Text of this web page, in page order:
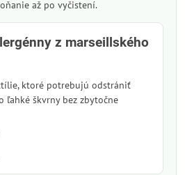
až po vyčistení.
z marseillského
ktoré potrebujú odstrániť
ľahké škvrny bez zbytočne